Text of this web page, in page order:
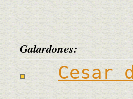
Galardones:
Cesar